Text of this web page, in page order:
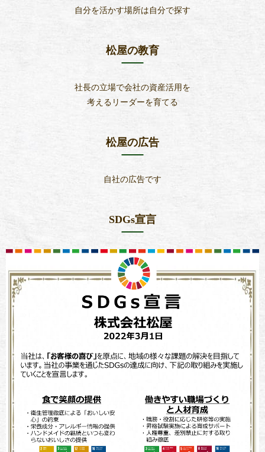
自分を活かす場所は自分で探す
松屋の教育
社長の立場で会社の資産活用を
考えるリーダーを育てる
松屋の広告
自社の広告です
SDGs宣言